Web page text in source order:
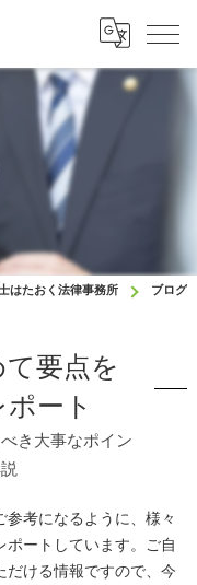
はたおく法律事務所 ブログ
要点を
ート
き大事なポイン
考になるように、様々
ートしています。ご自
ける情報ですので、今